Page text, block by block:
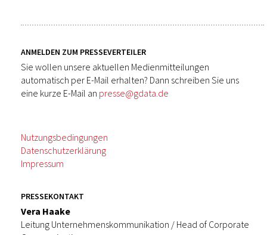
ANMELDEN ZUM PRESSEVERTEILER
Sie wollen unsere aktuellen Medienmitteilungen
automatisch per E-Mail erhalten? Dann schreiben Sie uns
eine kurze E-Mail an presse@gdata.de
Nutzungsbedingungen
Datenschutzerklärung
Impressum
PRESSEKONTAKT
Vera Haake
Leitung Unternehmenskommunikation / Head of Corporate